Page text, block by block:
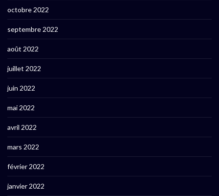
octobre 2022
septembre 2022
août 2022
juillet 2022
juin 2022
mai 2022
avril 2022
mars 2022
février 2022
janvier 2022